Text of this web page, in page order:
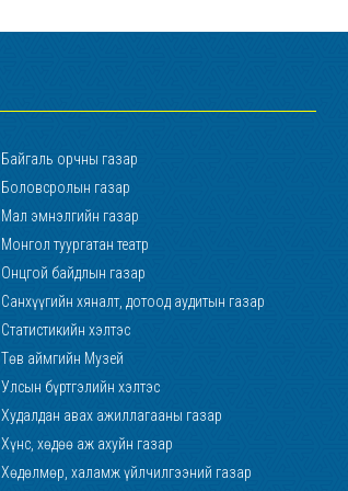
Байгаль орчны газар
Боловсролын газар
Мал эмнэлгийн газар
Монгол туургатан театр
Онцгой байдлын газар
Санхүүгийн хяналт, дотоод аудитын газар
Статистикийн хэлтэс
Төв аймгийн Музей
Улсын бүртгэлийн хэлтэс
Худалдан авах ажиллагааны газар
Хүнс, хөдөө аж ахуйн газар
Хөдөлмөр, халамж үйлчилгээний газар